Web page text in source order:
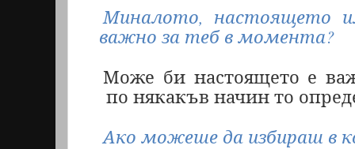
Миналото, настоящето
важно за теб в момента?
Може би настоящето е
по някакъв начин то
Ако можеше да избираш в